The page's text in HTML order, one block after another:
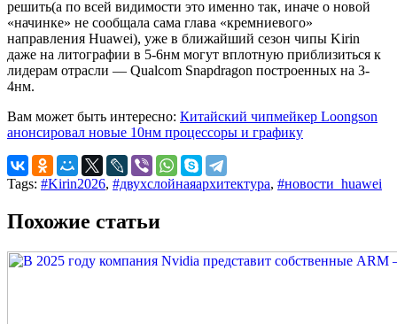
решить(а по всей видимости это именно так, иначе о новой
«начинке» не сообщала сама глава «кремниевого»
направления Huawei), уже в ближайший сезон чипы Kirin
даже на литографии в 5-6нм могут вплотную приблизиться к
лидерам отрасли — Qualcom Snapdragon построенных на 3-
4нм.
Вам может быть интересно: Китайский чипмейкер Loongson
анонсировал новые 10нм процессоры и графику
Tags: #Kirin2026, #двухслойнаяархитектура, #новости_huawei
Похожие статьи